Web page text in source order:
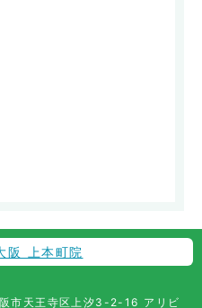
阪 上本町院
市天王寺区上汐3-2-16 アリビ